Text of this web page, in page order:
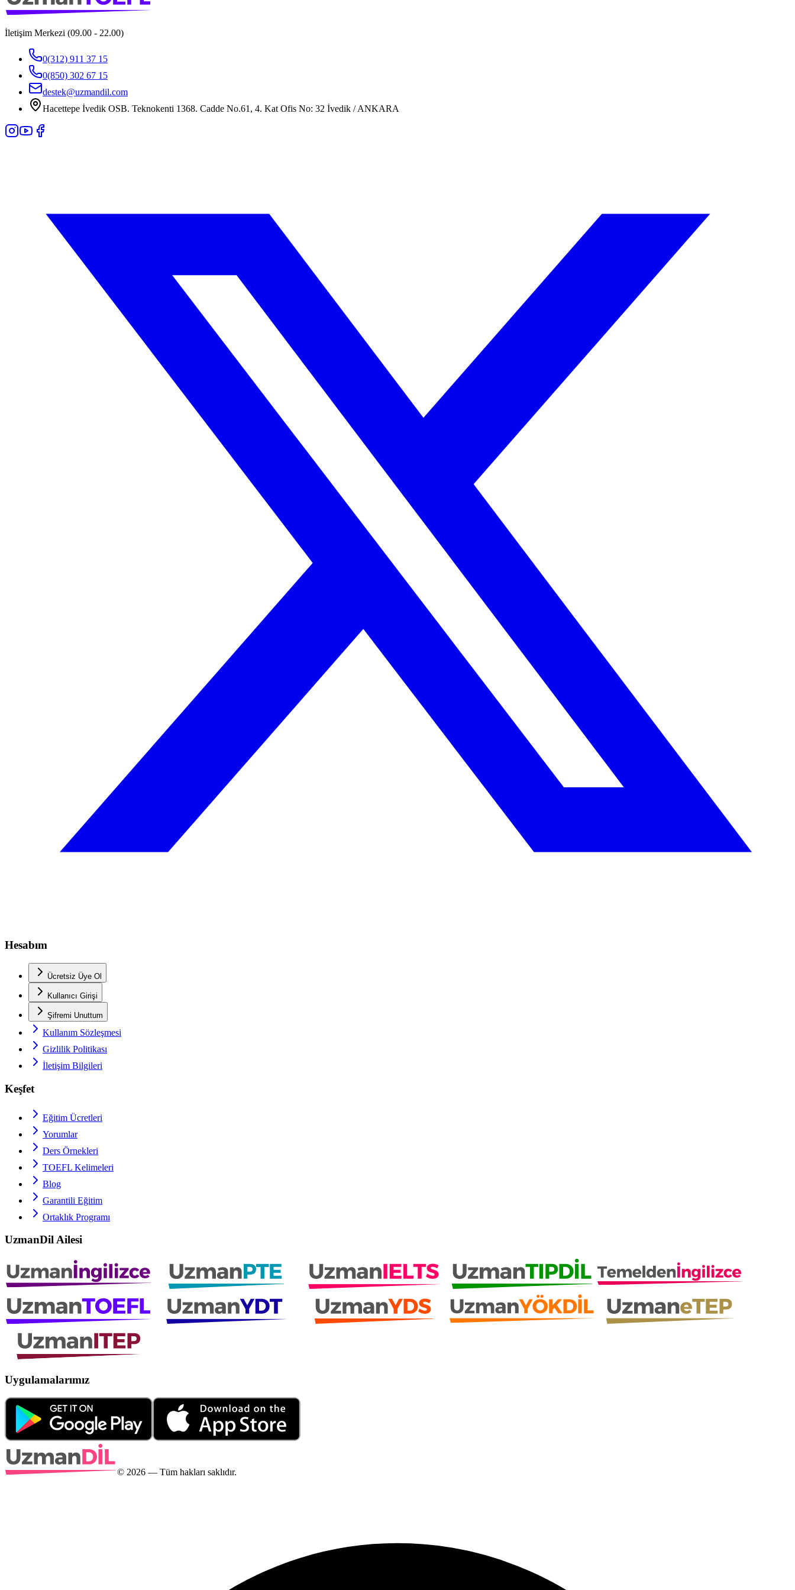
İletişim Merkezi (09.00 - 22.00)
0(312) 911 37 15
0(850) 302 67 15
destek@uzmandil.com
Hacettepe İvedik OSB. Teknokenti 1368. Cadde No.61, 4. Kat Ofis No: 32 İvedik / ANKARA
Hesabım
Ücretsiz Üye Ol
Kullanıcı Girişi
Şifremi Unuttum
Kullanım Sözleşmesi
Gizlilik Politikası
İletişim Bilgileri
Keşfet
Eğitim Ücretleri
Yorumlar
Ders Örnekleri
TOEFL Kelimeleri
Blog
Garantili Eğitim
Ortaklık Programı
UzmanDil Ailesi
Uygulamalarımız
© 2026 — Tüm hakları saklıdır.